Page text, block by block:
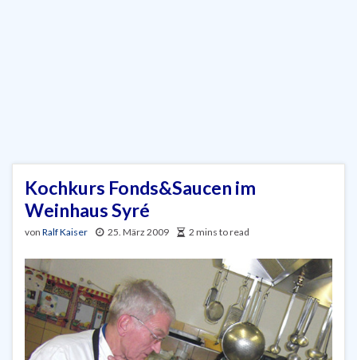
Kochkurs Fonds&Saucen im
Weinhaus Syré
von Ralf Kaiser 25. März 2009 2 mins to read